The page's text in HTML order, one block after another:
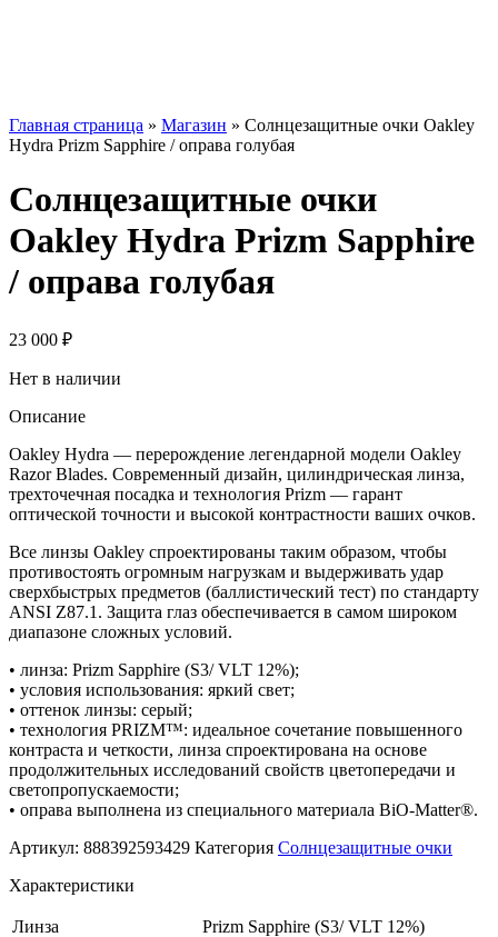
Главная страница » Магазин » Солнцезащитные очки Oakley
Hydra Prizm Sapphire / оправа голубая
Солнцезащитные очки
Oakley Hydra Prizm Sapphire
/ оправа голубая
23 000 ₽
Нет в наличии
Описание
Oakley Hydra — перерождение легендарной модели Oakley
Razor Blades. Современный дизайн, цилиндрическая линза,
трехточечная посадка и технология Prizm — гарант
оптической точности и высокой контрастности ваших очков.
Все линзы Oakley спроектированы таким образом, чтобы
противостоять огромным нагрузкам и выдерживать удар
сверхбыстрых предметов (баллистический тест) по стандарту
ANSI Z87.1. Защита глаз обеспечивается в самом широком
диапазоне сложных условий.
• линза: Prizm Sapphire (S3/ VLT 12%);
• условия использования: яркий свет;
• оттенок линзы: серый;
• технология PRIZM™: идеальное сочетание повышенного
контраста и четкости, линза спроектирована на основе
продолжительных исследований свойств цветопередачи и
светопропускаемости;
• оправа выполнена из специального материала BiO-Matter®.
Артикул: 888392593429 Категория Солнцезащитные очки
Характеристики
Линза
Prizm Sapphire (S3/ VLT 12%)